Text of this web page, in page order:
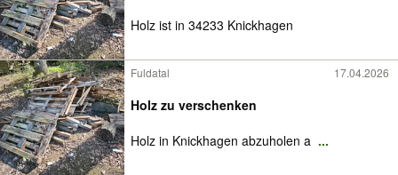
Holz ist in 34233 Knickhagen
Fuldatal 17.04.2026
Holz zu verschenken
Holz in Knickhagen abzuholen a ...